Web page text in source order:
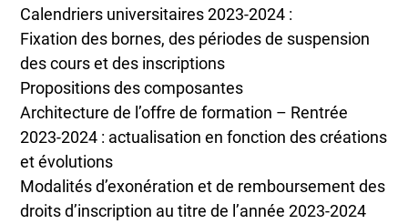
Calendriers universitaires 2023-2024 :
Fixation des bornes, des périodes de suspension
des cours et des inscriptions
Propositions des composantes
Architecture de l’offre de formation – Rentrée
2023-2024 : actualisation en fonction des créations
et évolutions
Modalités d’exonération et de remboursement des
droits d’inscription au titre de l’année 2023-2024